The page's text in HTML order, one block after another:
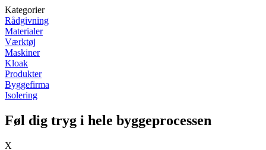
Kategorier
Rådgivning
Materialer
Værktøj
Maskiner
Kloak
Produkter
Byggefirma
Isolering
Føl dig tryg i hele byggeprocessen
X